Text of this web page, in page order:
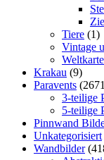
Tiere (1)
Vintage
Krakau (9)
Paravents
3-teilige
5-teilige
Pinnwand
Unkategorisiert
Wandbilder